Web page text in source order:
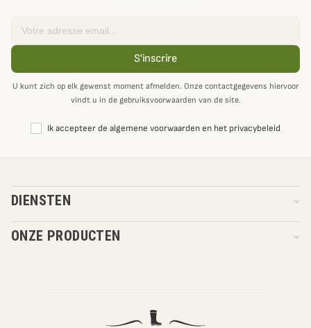
S'inscrire
U kunt zich op elk gewenst moment afmelden. Onze contactgegevens hiervoor
vindt u in de gebruiksvoorwaarden van de site.
Ik accepteer de algemene voorwaarden en het privacybeleid
DIENSTEN
ONZE PRODUCTEN